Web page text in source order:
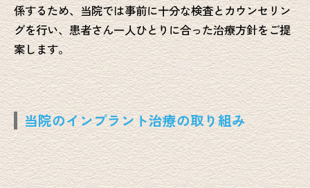
係するため、当院では事前に十分な検査とカウンセリン
グを行い、患者さん一人ひとりに合った治療方針をご提
案します。
当院のインプラント治療の取り組み